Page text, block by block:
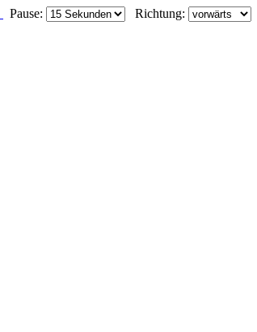
Pause: Richtung: